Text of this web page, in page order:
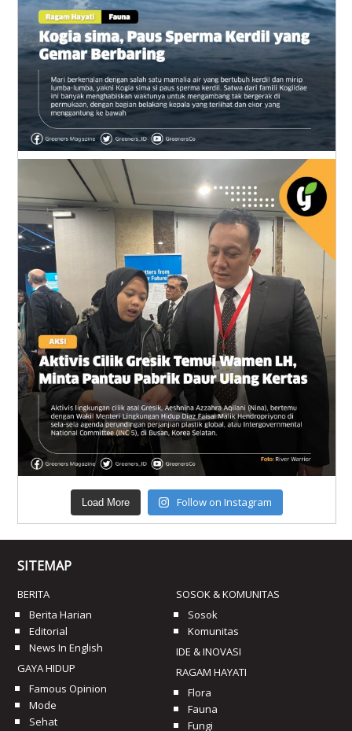
Load More Follow on Instagram
SITEMAP
BERITA
Berita Harian
Editorial
News In English
GAYA HIDUP
Famous Opinion
Mode
Sehat
SOSOK & KOMUNITAS
Sosok
Komunitas
IDE & INOVASI
RAGAM HAYATI
Flora
Fauna
Fungi